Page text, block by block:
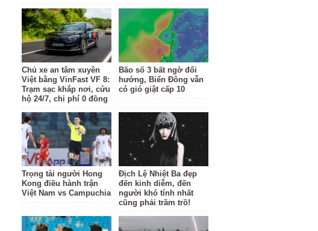
Chủ xe an tâm xuyên
Việt bằng VinFast VF 8:
Trạm sạc khắp nơi, cứu
hộ 24/7, chi phí 0 đồng
Bão số 3 bất ngờ đổi
hướng, Biển Đông vẫn
có gió giật cấp 10
Trọng tài người Hong
Kong điều hành trận
Việt Nam vs Campuchia
Địch Lệ Nhiệt Ba đẹp
đến kinh diễm, đến
người khó tính nhất
cũng phải trầm trồ!